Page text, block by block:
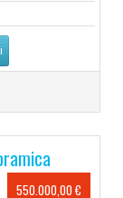
550.000,00 €